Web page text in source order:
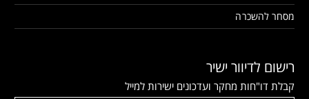
מסחר להשכרה
רישום לדיוור ישיר
קבלת דו"חות מחקר ועדכונים ישירות למייל